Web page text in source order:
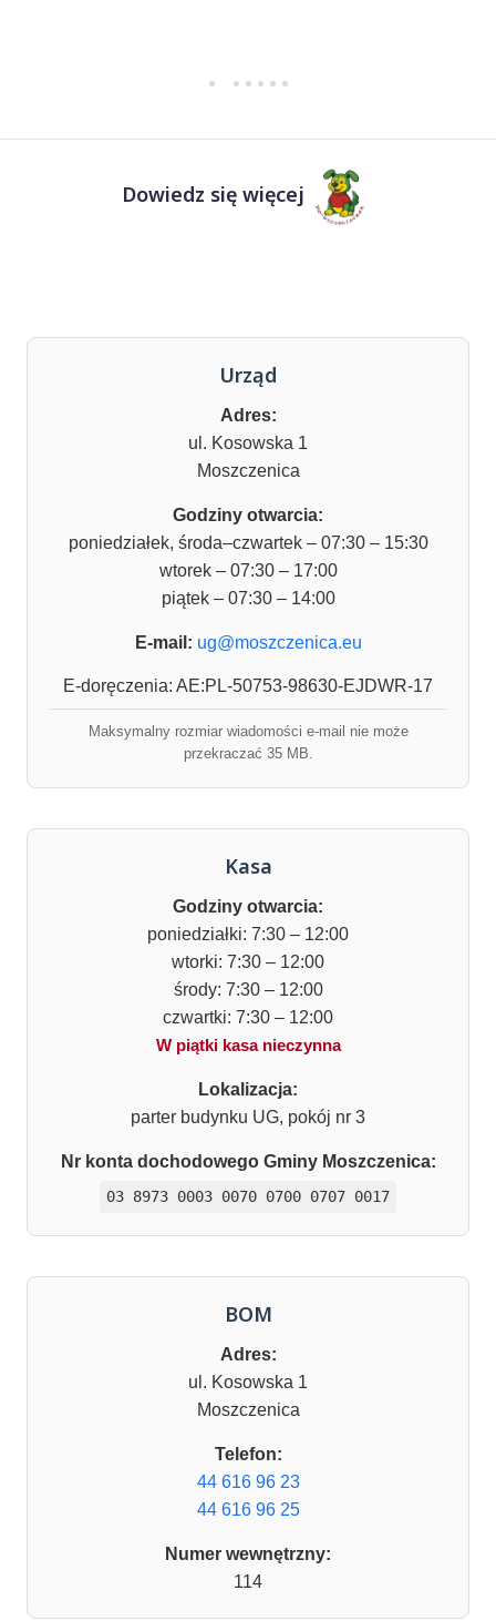
Dowiedz się więcej
Urząd
Adres:
ul. Kosowska 1
Moszczenica
Godziny otwarcia:
poniedziałek, środa–czwartek – 07:30 – 15:30
wtorek – 07:30 – 17:00
piątek – 07:30 – 14:00
E-mail: ug@moszczenica.eu
E-doręczenia: AE:PL-50753-98630-EJDWR-17
Maksymalny rozmiar wiadomości e-mail nie może
przekraczać 35 MB.
Kasa
Godziny otwarcia:
poniedziałki: 7:30 – 12:00
wtorki: 7:30 – 12:00
środy: 7:30 – 12:00
czwartki: 7:30 – 12:00
W piątki kasa nieczynna
Lokalizacja:
parter budynku UG, pokój nr 3
Nr konta dochodowego Gminy Moszczenica:
03 8973 0003 0070 0700 0707 0017
BOM
Adres:
ul. Kosowska 1
Moszczenica
Telefon:
44 616 96 23
44 616 96 25
Numer wewnętrzny:
114